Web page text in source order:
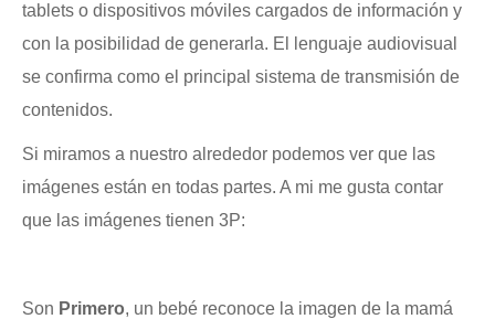
tablets o dispositivos móviles cargados de información y
con la posibilidad de generarla. El lenguaje audiovisual
se confirma como el principal sistema de transmisión de
contenidos.
Si miramos a nuestro alrededor podemos ver que las
imágenes están en todas partes. A mi me gusta contar
que las imágenes tienen 3P:
Son Primero, un bebé reconoce la imagen de la mamá